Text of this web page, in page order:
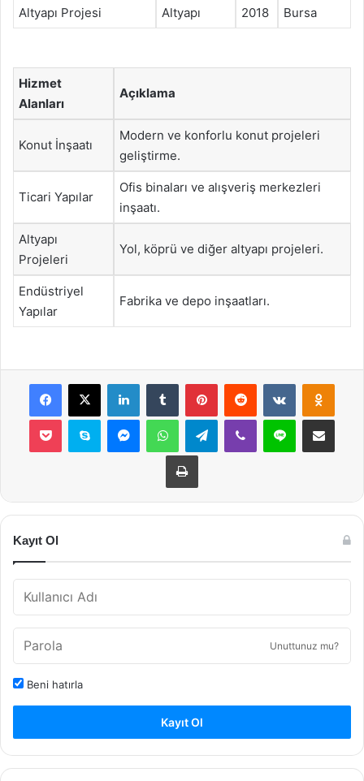
Altyapı Projesi Altyapı 2018 Bursa
Hizmet
Alanları
Açıklama
Konut İnşaatı
Modern ve konforlu konut projeleri
geliştirme.
Ticari Yapılar
Ofis binaları ve alışveriş merkezleri
inşaatı.
Altyapı
Projeleri
Yol, köprü ve diğer altyapı projeleri.
Endüstriyel
Yapılar
Fabrika ve depo inşaatları.
Facebook
X LinkedInTumblr PinterestReddit VKontakte
Pocket Skype MessengerWhatsAppTelegramViber Line E-Posta ile
Yazdır
Kayıt Ol
Unuttunuz mu?
Beni hatırla
Kayıt Ol